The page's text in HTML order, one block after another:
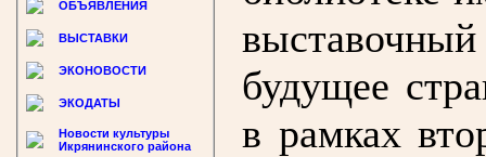
ОБЪЯВЛЕНИЯ
ВЫСТАВКИ
ЭКОНОВОСТИ
ЭКОДАТЫ
Новости культуры
Икрянинского района
будущее
в рамках